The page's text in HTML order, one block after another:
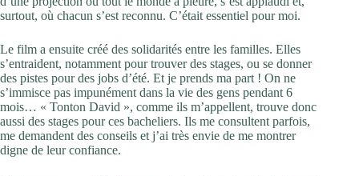
surtout, où chacun s’est reconnu. C’était essentiel pour moi.
Le film a ensuite créé des solidarités entre les familles. Elles
s’entraident, notamment pour trouver des stages, ou se donner
des pistes pour des jobs d’été. Et je prends ma part ! On ne
s’immisce pas impunément dans la vie des gens pendant 6
mois… « Tonton David », comme ils m’appellent, trouve donc
aussi des stages pour ces bacheliers. Ils me consultent parfois,
me demandent des conseils et j’ai très envie de me montrer
digne de leur confiance.